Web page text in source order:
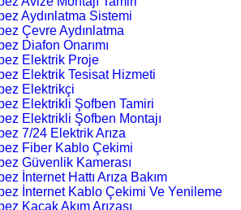
Aydınlatma Sistemi
Çevre Aydınlatma
Diafon Onarımı
Elektrik Proje
Elektrik Tesisat Hizmeti
Elektrikçi
Elektrikli Şofben Tamiri
Elektrikli Şofben Montajı
7/24 Elektrik Arıza
Fiber Kablo Çekimi
Güvenlik Kamerası
İnternet Hattı Arıza Bakım
İnternet Kablo Çekimi Ve Yenileme
Kaçak Akım Arızası